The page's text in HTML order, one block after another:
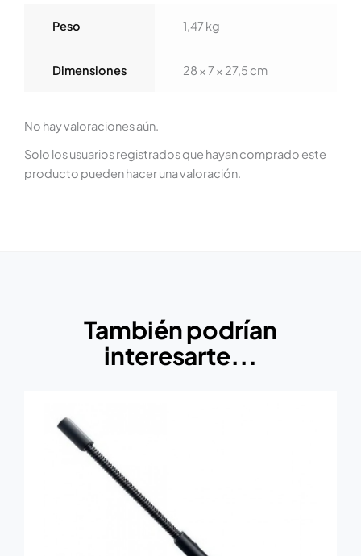
Peso 1,47 kg
Dimensiones 28 × 7 × 27,5 cm
No hay valoraciones aún.
Solo los usuarios registrados que hayan comprado este
producto pueden hacer una valoración.
También podrían
interesarte...